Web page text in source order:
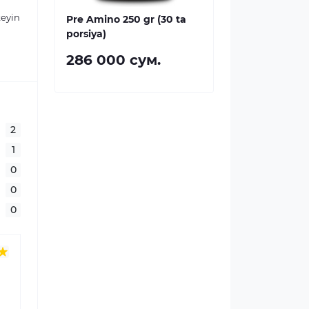
2
1
0
0
0
Pre Amino 250 gr (30 ta
porsiya)
286 000 сум.